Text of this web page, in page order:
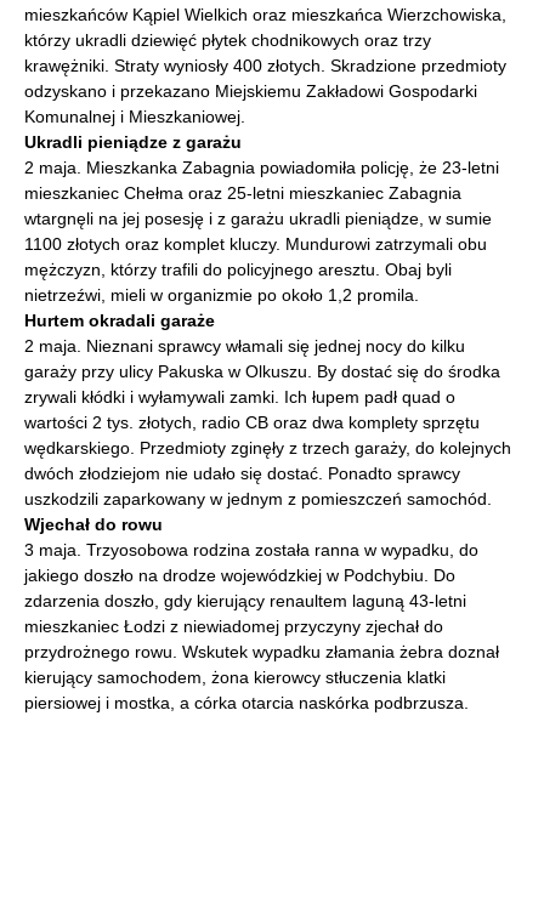
mieszkańców Kąpiel Wielkich oraz mieszkańca Wierzchowiska,
którzy ukradli dziewięć płytek chodnikowych oraz trzy
krawężniki. Straty wyniosły 400 złotych. Skradzione przedmioty
odzyskano i przekazano Miejskiemu Zakładowi Gospodarki
Komunalnej i Mieszkaniowej.
Ukradli pieniądze z garażu
2 maja. Mieszkanka Zabagnia powiadomiła policję, że 23-letni
mieszkaniec Chełma oraz 25-letni mieszkaniec Zabagnia
wtargnęli na jej posesję i z garażu ukradli pieniądze, w sumie
1100 złotych oraz komplet kluczy. Mundurowi zatrzymali obu
mężczyzn, którzy trafili do policyjnego aresztu. Obaj byli
nietrzeźwi, mieli w organizmie po około 1,2 promila.
Hurtem okradali garaże
2 maja. Nieznani sprawcy włamali się jednej nocy do kilku
garaży przy ulicy Pakuska w Olkuszu. By dostać się do środka
zrywali kłódki i wyłamywali zamki. Ich łupem padł quad o
wartości 2 tys. złotych, radio CB oraz dwa komplety sprzętu
wędkarskiego. Przedmioty zginęły z trzech garaży, do kolejnych
dwóch złodziejom nie udało się dostać. Ponadto sprawcy
uszkodzili zaparkowany w jednym z pomieszczeń samochód.
Wjechał do rowu
3 maja. Trzyosobowa rodzina została ranna w wypadku, do
jakiego doszło na drodze wojewódzkiej w Podchybiu. Do
zdarzenia doszło, gdy kierujący renaultem laguną 43-letni
mieszkaniec Łodzi z niewiadomej przyczyny zjechał do
przydrożnego rowu. Wskutek wypadku złamania żebra doznał
kierujący samochodem, żona kierowcy stłuczenia klatki
piersiowej i mostka, a córka otarcia naskórka podbrzusza.